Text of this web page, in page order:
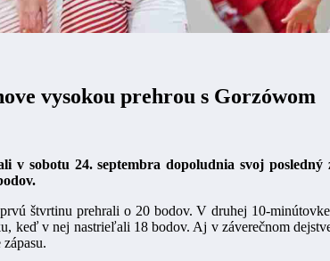
vysokou prehrou s Gorzówom
v sobotu 24. septembra dopoludnia svoj
štvrtinu prehrali o 20 bodov. V druhej 10-
keď v nej nastrieľali 18 bodov. Aj v záverečnom